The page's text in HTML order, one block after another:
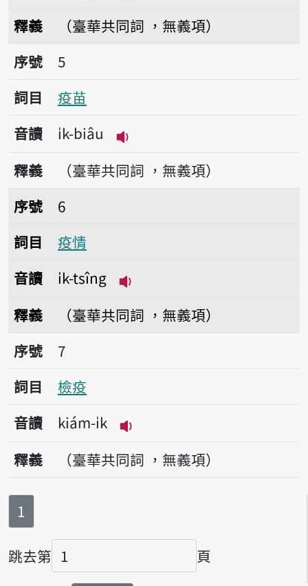
釋義
（臺華共同詞 ，無義項）
序號5疫苗
序號
5
詞目
疫苗
音讀
i̍k-biâu
播放音讀i̍k-biâu
釋義
（臺華共同詞 ，無義項）
序號6疫情
序號
6
詞目
疫情
音讀
i̍k-tsîng
釋義
（臺華共同詞 ，無義項）
序號7檢疫
序號
7
詞目
檢疫
音讀
kiám-i̍k
播放音讀kiám-i̍k
釋義 （臺華共同詞 ，無義項）
第
1
跳去第
頁碼
頁